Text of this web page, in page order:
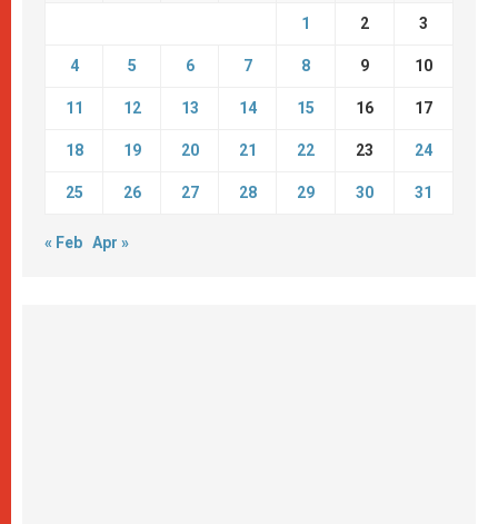
1 2 3
4 5 6 7 8 9 10
11 12 13 14 15 16 17
18 19 20 21 22 23 24
25 26 27 28 29 30 31
« Feb Apr »